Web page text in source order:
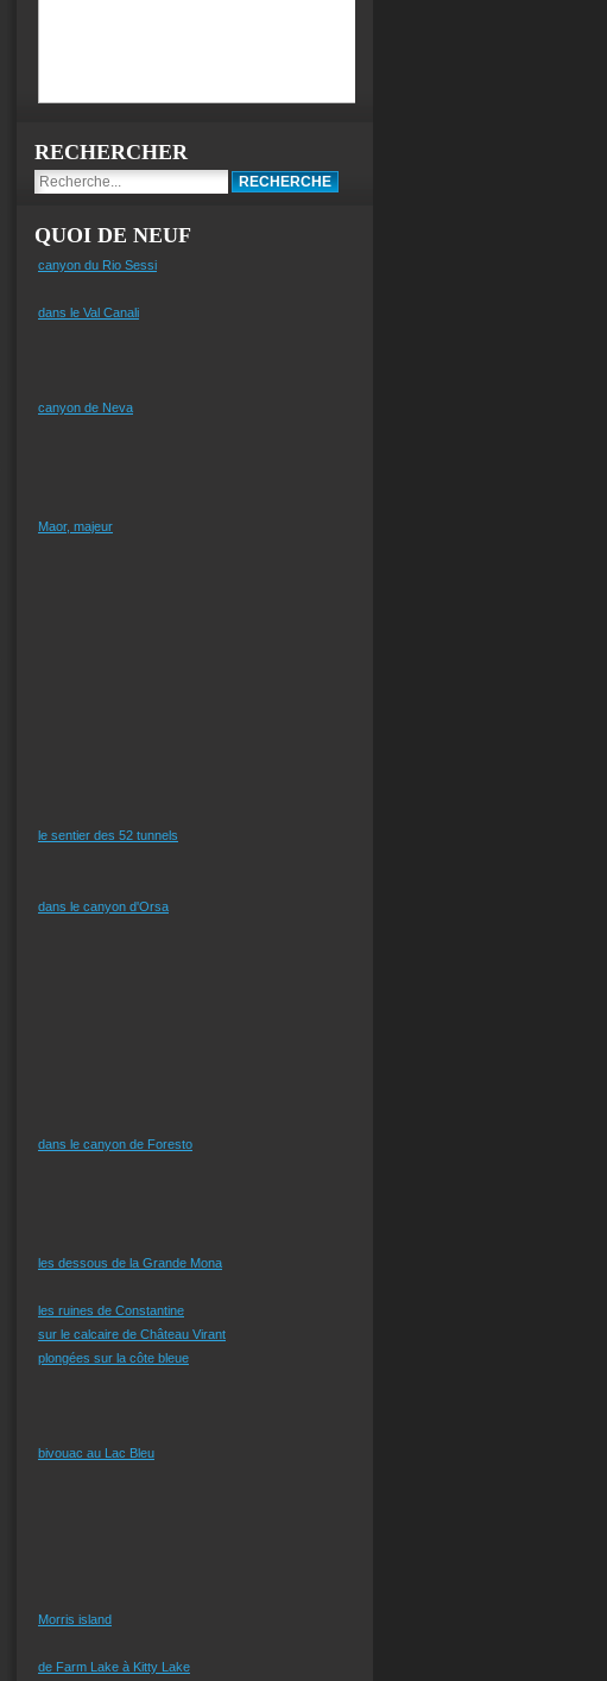
RECHERCHER
QUOI DE NEUF
canyon du Rio Sessi
dans le Val Canali
canyon de Neva
Maor, majeur
le sentier des 52 tunnels
dans le canyon d'Orsa
dans le canyon de Foresto
les dessous de la Grande Mona
les ruines de Constantine
sur le calcaire de Château Virant
plongées sur la côte bleue
bivouac au Lac Bleu
Morris island
de Farm Lake à Kitty Lake